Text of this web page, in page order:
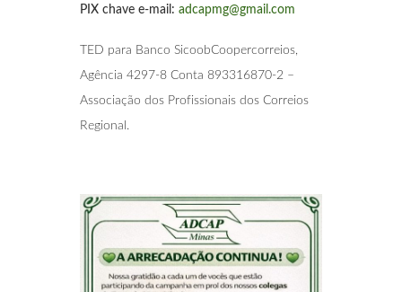
PIX chave e-mail: adcapmg@gmail.com
TED para Banco SicoobCoopercorreios,
Agência 4297-8 Conta 893316870-2 –
Associação dos Profissionais dos Correios
Regional.